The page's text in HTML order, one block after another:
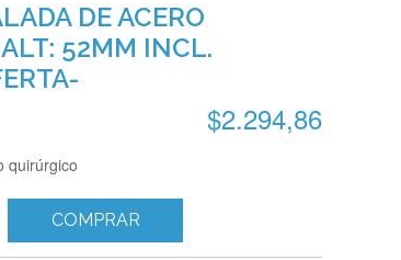
DE ACERO
52MM INCL.
$2.294,86
quirúrgico
COMPRAR